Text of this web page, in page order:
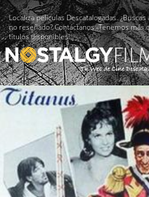
Localiza películas Descatalogadas.
no reseñado? Contáctanos -Tenemos más
títulos disponibles!